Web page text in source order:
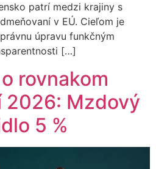
patrí medzi krajiny s
v EÚ. Cieľom je
úpravu funkčným
[…]
rovnakom
2026: Mzdový
5 %